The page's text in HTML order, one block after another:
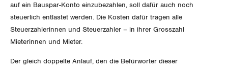
WEITERBILDUNG
NEWSLETTER
Vorstand
ZENTRALSEKRETARIAT
KANTONALE BÜNDE
Publikationen
Blog
auf ein Bauspar-Konto einzubezahlen, soll dafür auch noch
steuerlich entlastet werden. Die Kosten dafür tragen alle
Steuerzahlerinnen und Steuerzahler – in ihrer Grosszahl
Mieterinnen und Mieter.
Der gleich doppelte Anlauf, den die Befürworter dieser